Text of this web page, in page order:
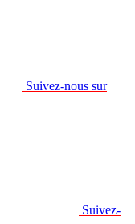
Suivez-nous sur
Suivez-